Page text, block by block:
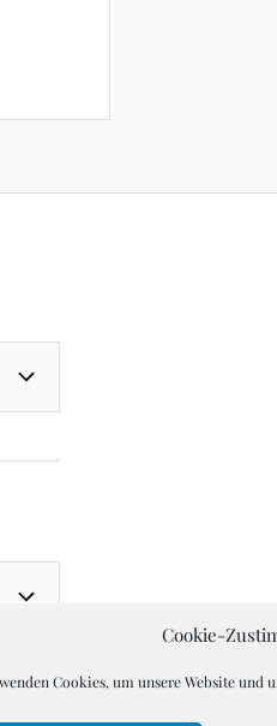
Cookie-
Cookies, um unsere Website und